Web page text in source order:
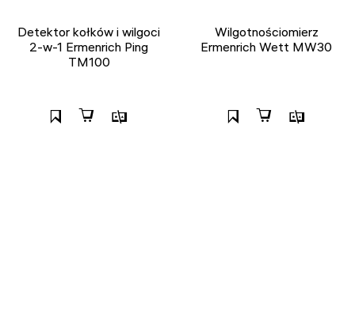
Detektor kołków i wilgoci
2-w-1 Ermenrich Ping
TM100
Wilgotnościomierz
Ermenrich Wett MW30